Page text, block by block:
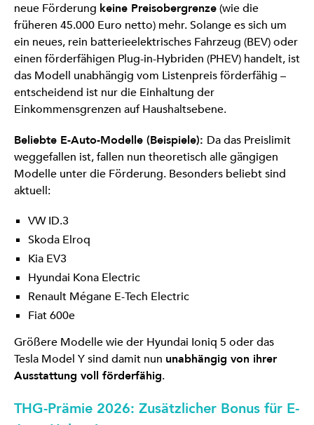
neue Förderung keine Preisobergrenze(wie die
früheren 45.000 Euro netto) mehr. Solange es sich um
ein neues, rein batterieelektrisches Fahrzeug (BEV) oder
einen förderfähigen Plug-in-Hybriden (PHEV) handelt, ist
das Modell unabhängig vom Listenpreis förderfähig –
entscheidend ist nur die Einhaltung der
Einkommensgrenzen auf Haushaltsebene.
Beliebte E-Auto-Modelle (Beispiele): Da das Preislimit
weggefallen ist, fallen nun theoretisch alle gängigen
Modelle unter die Förderung. Besonders beliebt sind
aktuell:
VW ID.3
Skoda Elroq
Kia EV3
Hyundai Kona Electric
Renault Mégane E-Tech Electric
Fiat 600e
Größere Modelle wie der Hyundai Ioniq 5 oder das
Tesla Model Y sind damit nun unabhängig von ihrer
Ausstattung voll förderfähig.
THG-Prämie 2026: Zusätzlicher Bonus für E-